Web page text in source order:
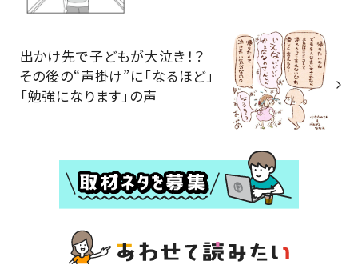
出かけ先で子どもが大泣き！？
その後の“声掛け”に「なるほど」
「勉強になります」の声